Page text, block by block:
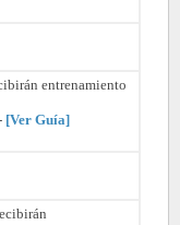
entrenamiento
[Ver Guía]